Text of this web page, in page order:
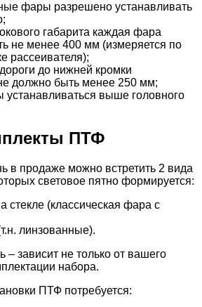
фары разрешено устанавливать
габарита каждая фара
не менее 400 мм (измеряется по
рассеивателя);
до нижней кромки
должно быть менее 250 мм;
выше головного
ПТФ
в продаже можно встретить 2 вида
световое пятно формируется:
стекле (классическая фара с
линзованные).
– зависит не только от вашего
набора.
ПТФ потребуется: